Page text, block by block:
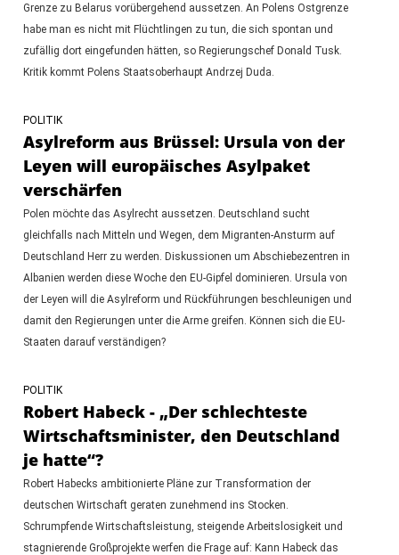
Grenze zu Belarus vorübergehend aussetzen. An Polens Ostgrenze
habe man es nicht mit Flüchtlingen zu tun, die sich spontan und
zufällig dort eingefunden hätten, so Regierungschef Donald Tusk.
Kritik kommt Polens Staatsoberhaupt Andrzej Duda.
POLITIK
Asylreform aus Brüssel: Ursula von der
Leyen will europäisches Asylpaket
verschärfen
Polen möchte das Asylrecht aussetzen. Deutschland sucht
gleichfalls nach Mitteln und Wegen, dem Migranten-Ansturm auf
Deutschland Herr zu werden. Diskussionen um Abschiebezentren in
Albanien werden diese Woche den EU-Gipfel dominieren. Ursula von
der Leyen will die Asylreform und Rückführungen beschleunigen und
damit den Regierungen unter die Arme greifen. Können sich die EU-
Staaten darauf verständigen?
POLITIK
Robert Habeck - „Der schlechteste
Wirtschaftsminister, den Deutschland
je hatte“?
Robert Habecks ambitionierte Pläne zur Transformation der
deutschen Wirtschaft geraten zunehmend ins Stocken.
Schrumpfende Wirtschaftsleistung, steigende Arbeitslosigkeit und
stagnierende Großprojekte werfen die Frage auf: Kann Habeck das